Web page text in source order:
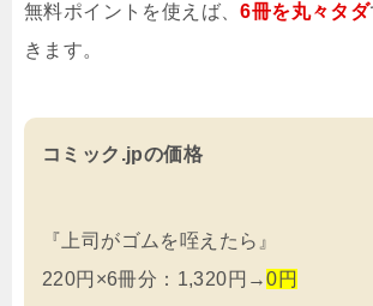
無料ポイントを使えば、6冊を丸々タダ
きます。
コミック.jpの価格
『上司がゴムを咥えたら』
220円×6冊分：1,320円→0円